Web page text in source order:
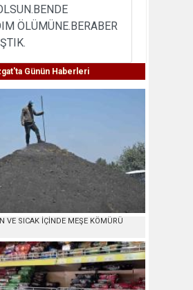
ÖLÜMÜNE.BERABER
Günün Haberleri
VE SICAK İÇİNDE MEŞE KÖMÜRÜ